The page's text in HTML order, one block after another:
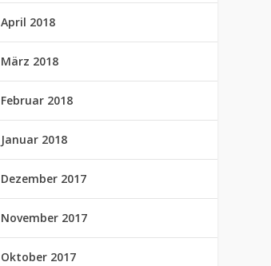
April 2018
März 2018
Februar 2018
Januar 2018
Dezember 2017
November 2017
Oktober 2017